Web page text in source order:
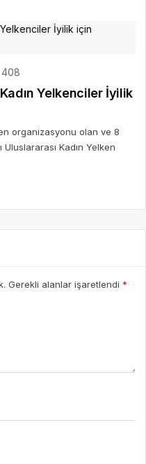
408
Yelkenciler İyilik
organizasyonu olan ve 8
Uluslararası Kadın Yelken
Gerekli alanlar işaretlendi *